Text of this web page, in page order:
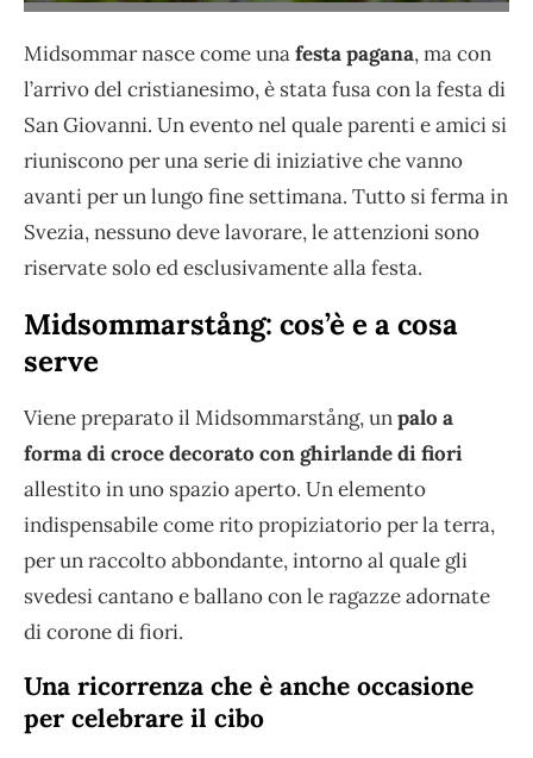
Midsommar nasce come unafesta pagana, ma con
l’arrivo del cristianesimo, è stata fusa con la festa di
San Giovanni. Un evento nel quale parenti e amici si
riuniscono per una serie di iniziative che vanno
avanti per un lungo fine settimana. Tutto si ferma in
Svezia, nessuno deve lavorare, le attenzioni sono
riservate solo ed esclusivamente alla festa.
Midsommarstång: cos’è e a cosa
serve
Viene preparato il Midsommarstång, unpalo a
forma di croce decorato con ghirlande di fiori
allestito in uno spazio aperto. Un elemento
indispensabile come rito propiziatorio per la terra,
per un raccolto abbondante, intorno al quale gli
svedesi cantano e ballano con le ragazze adornate
di corone di fiori.
Una ricorrenza che è anche occasione
per celebrare il cibo